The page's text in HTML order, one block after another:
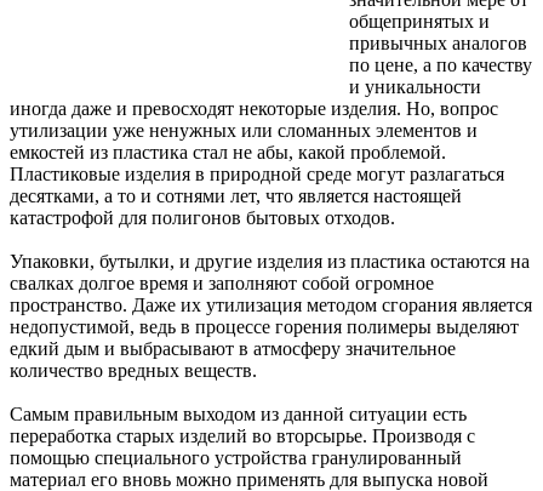
общепринятых и
привычных аналогов
по цене, а по качеству
и уникальности
иногда даже и превосходят некоторые изделия. Но, вопрос
утилизации уже ненужных или сломанных элементов и
емкостей из пластика стал не абы, какой проблемой.
Пластиковые изделия в природной среде могут разлагаться
десятками, а то и сотнями лет, что является настоящей
катастрофой для полигонов бытовых отходов.
Упаковки, бутылки, и другие изделия из пластика остаются на
свалках долгое время и заполняют собой огромное
пространство. Даже их утилизация методом сгорания является
недопустимой, ведь в процессе горения полимеры выделяют
едкий дым и выбрасывают в атмосферу значительное
количество вредных веществ.
Самым правильным выходом из данной ситуации есть
переработка старых изделий во вторсырье. Производя с
помощью специального устройства гранулированный
материал его вновь можно применять для выпуска новой